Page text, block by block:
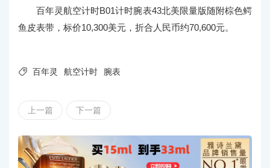
百年灵航空计时B01计时腕表43北美限量版随附棕色鳄
鱼皮表带，标价10,300美元，折合人民币约70,600元。
 百年灵 航空计时 腕表
上一篇 下一篇